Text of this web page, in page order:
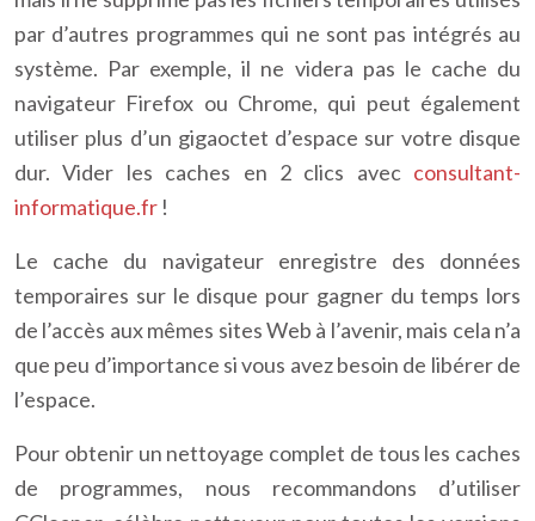
par d’autres programmes qui ne sont pas intégrés au
système. Par exemple, il ne videra pas le cache du
navigateur Firefox ou Chrome, qui peut également
utiliser plus d’un gigaoctet d’espace sur votre disque
dur. Vider les caches en 2 clics avec consultant-
informatique.fr !
Le cache du navigateur enregistre des données
temporaires sur le disque pour gagner du temps lors
de l’accès aux mêmes sites Web à l’avenir, mais cela n’a
que peu d’importance si vous avez besoin de libérer de
l’espace.
Pour obtenir un nettoyage complet de tous les caches
de programmes, nous recommandons d’utiliser